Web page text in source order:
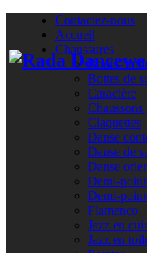
Contactez-nous
Accueil
Chaussures
Boots-
Bottes de
Caractère
Claquettes
Danse
Danse de
Danse
Demi-
Demi-
Flamenco
Jazz en cuir
Jazz en